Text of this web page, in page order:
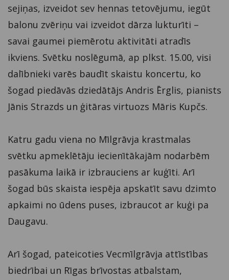
sejiņas, izveidot sev hennas tetovējumu, iegūt
balonu zvēriņu vai izveidot dārza lukturīti –
savai gaumei piemērotu aktivitāti atradīs
ikviens. Svētku noslēgumā, ap plkst. 15.00, visi
dalībnieki varēs baudīt skaistu koncertu, ko
šogad piedāvās dziedātājs Andris Ērglis, pianists
Jānis Strazds un ģitāras virtuozs Māris Kupčs.
Katru gadu viena no Mīlgrāvja krastmalas
svētku apmeklētāju iecienītākajām nodarbēm
pasākuma laikā ir izbrauciens ar kuģīti. Arī
šogad būs skaista iespēja apskatīt savu dzimto
apkaimi no ūdens puses, izbraucot ar kuģi pa
Daugavu.
Arī šogad, pateicoties Vecmīlgrāvja attīstības
biedrībai un Rīgas brīvostas atbalstam,